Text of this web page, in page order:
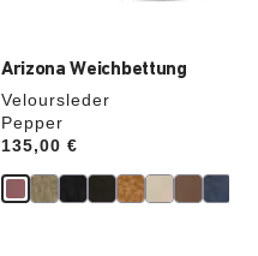
Arizona Weichbettung
Veloursleder
Pepper
Price:
135,00 €